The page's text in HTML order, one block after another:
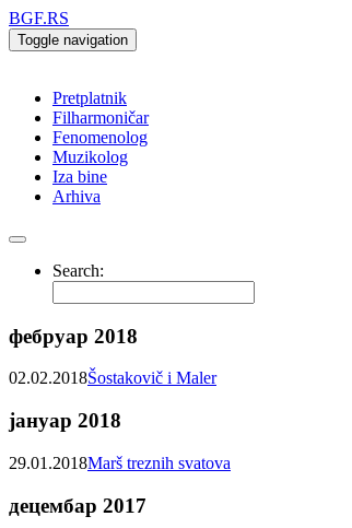
BGF.RS
Toggle navigation
Pretplatnik
Filharmoničar
Fenomenolog
Muzikolog
Iza bine
Arhiva
Search:
фебруар 2018
02.02.2018Šostakovič i Maler
јануар 2018
29.01.2018Marš treznih svatova
децембар 2017